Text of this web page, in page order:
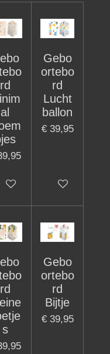
rd
al
winkelwagen
Gebo
ortebo
rd
Lucht
ballon
€ 39,95
In winkelwagen
rd
s
Gebo
ortebo
rd
Bijtje
€ 39,95